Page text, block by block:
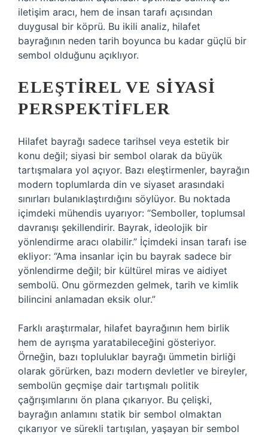
iletişim aracı, hem de insan tarafı açısından
duygusal bir köprü. Bu ikili analiz, hilafet
bayrağının neden tarih boyunca bu kadar güçlü bir
sembol olduğunu açıklıyor.
ELEŞTIREL VE SIYASI
PERSPEKTIFLER
Hilafet bayrağı sadece tarihsel veya estetik bir
konu değil; siyasi bir sembol olarak da büyük
tartışmalara yol açıyor. Bazı eleştirmenler, bayrağın
modern toplumlarda din ve siyaset arasındaki
sınırları bulanıklaştırdığını söylüyor. Bu noktada
içimdeki mühendis uyarıyor: “Semboller, toplumsal
davranışı şekillendirir. Bayrak, ideolojik bir
yönlendirme aracı olabilir.” İçimdeki insan tarafı ise
ekliyor: “Ama insanlar için bu bayrak sadece bir
yönlendirme değil; bir kültürel miras ve aidiyet
sembolü. Onu görmezden gelmek, tarih ve kimlik
bilincini anlamadan eksik olur.”
Farklı araştırmalar, hilafet bayrağının hem birlik
hem de ayrışma yaratabileceğini gösteriyor.
Örneğin, bazı topluluklar bayrağı ümmetin birliği
olarak görürken, bazı modern devletler ve bireyler,
sembolün geçmişe dair tartışmalı politik
çağrışımlarını ön plana çıkarıyor. Bu çelişki,
bayrağın anlamını statik bir sembol olmaktan
çıkarıyor ve sürekli tartışılan, yaşayan bir sembol